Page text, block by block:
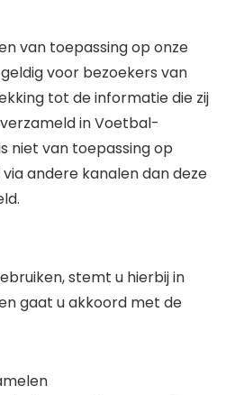
van toepassing op onze
voor bezoekers van
tot de informatie die zij
in Voetbal-
niet van toepassing op
andere kanalen dan deze
stemt u hierbij in
gaat u akkoord met de